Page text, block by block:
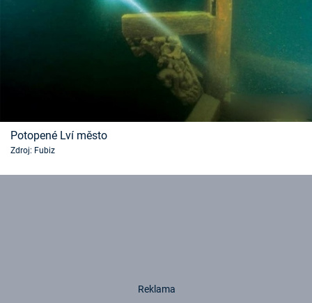
Potopené Lví město
Zdroj: Fubiz